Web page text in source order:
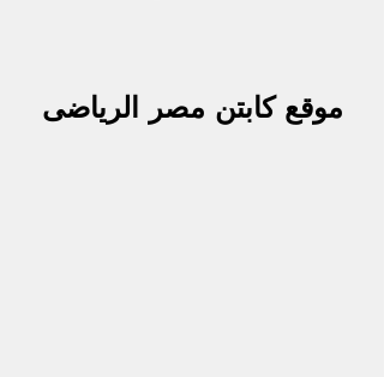
موقع كابتن مصر الرياضى